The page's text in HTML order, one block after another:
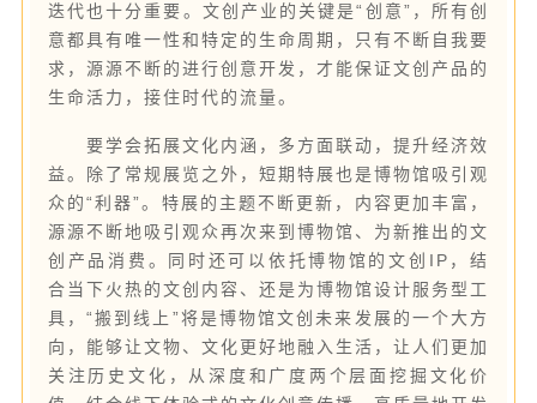
迭代也十分重要。文创产业的关键是“创意”，所有创
意都具有唯一性和特定的生命周期，只有不断自我要
求，源源不断的进行创意开发，才能保证文创产品的
生命活力，接住时代的流量。
要学会拓展文化内涵，多方面联动，提升经济效
益。除了常规展览之外，短期特展也是博物馆吸引观
众的“利器”。特展的主题不断更新，内容更加丰富，
源源不断地吸引观众再次来到博物馆、为新推出的文
创产品消费。同时还可以依托博物馆的文创IP，结
合当下火热的文创内容、还是为博物馆设计服务型工
具，“搬到线上”将是博物馆文创未来发展的一个大方
向，能够让文物、文化更好地融入生活，让人们更加
关注历史文化，从深度和广度两个层面挖掘文化价